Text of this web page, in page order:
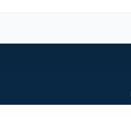
морских вакансий и